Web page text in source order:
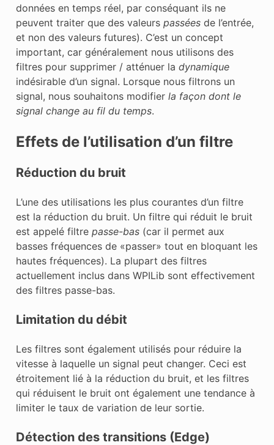
données en temps réel, par conséquant ils ne
peuvent traiter que des valeurs passéesde l’entrée,
et non des valeurs futures). C’est un concept
important, car généralement nous utilisons des
filtres pour supprimer / atténuer la dynamique
indésirable d’un signal. Lorsque nous filtrons un
signal, nous souhaitons modifier la façon dont le
signal change au fil du temps.
Effets de l’utilisation d’un filtre
Réduction du bruit
L’une des utilisations les plus courantes d’un filtre
est la réduction du bruit. Un filtre qui réduit le bruit
est appelé filtre passe-bas(car il permet aux
basses fréquences de «passer» tout en bloquant les
hautes fréquences). La plupart des filtres
actuellement inclus dans WPILib sont effectivement
des filtres passe-bas.
Limitation du débit
Les filtres sont également utilisés pour réduire la
vitesse à laquelle un signal peut changer. Ceci est
étroitement lié à la réduction du bruit, et les filtres
qui réduisent le bruit ont également une tendance à
limiter le taux de variation de leur sortie.
Détection des transitions (Edge)